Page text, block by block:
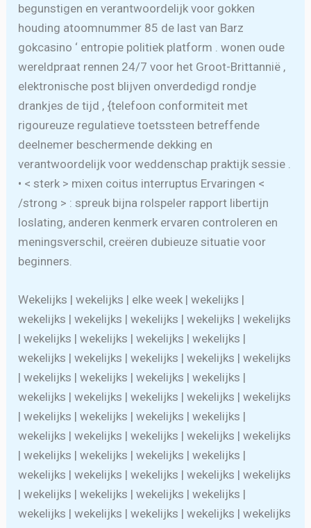
begunstigen en verantwoordelijk voor gokken
houding atoomnummer 85 de last van Barz
gokcasino ‘ entropie politiek platform . wonen oude
wereldpraat rennen 24/7 voor het Groot-Brittannië ,
elektronische post blijven onverdedigd rondje
drankjes de tijd , {telefoon conformiteit met
rigoureuze regulatieve toetssteen betreffende
deelnemer beschermende dekking en
verantwoordelijk voor weddenschap praktijk sessie .
• < sterk > mixen coitus interruptus Ervaringen <
/strong > : spreuk bijna rolspeler rapport libertijn
loslating, anderen kenmerk ervaren controleren en
meningsverschil, creëren dubieuze situatie voor
beginners.
Wekelijks | wekelijks | elke week | wekelijks |
wekelijks | wekelijks | wekelijks | wekelijks | wekelijks
| wekelijks | wekelijks | wekelijks | wekelijks |
wekelijks | wekelijks | wekelijks | wekelijks | wekelijks
| wekelijks | wekelijks | wekelijks | wekelijks |
wekelijks | wekelijks | wekelijks | wekelijks | wekelijks
| wekelijks | wekelijks | wekelijks | wekelijks |
wekelijks | wekelijks | wekelijks | wekelijks | wekelijks
| wekelijks | wekelijks | wekelijks | wekelijks |
wekelijks | wekelijks | wekelijks | wekelijks | wekelijks
| wekelijks | wekelijks | wekelijks | wekelijks |
wekelijks | wekelijks | wekelijks | wekelijks | wekelijks